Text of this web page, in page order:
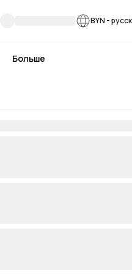
BYN -
Больше